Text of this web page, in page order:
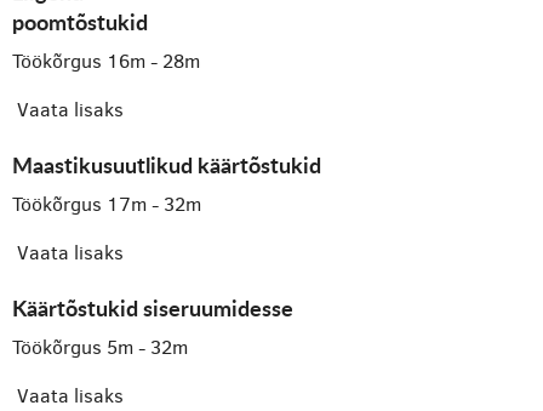
poomtõstukid
Töökõrgus 16m - 28m
Vaata lisaks
Maastikusuutlikud käärtõstukid
Töökõrgus 17m - 32m
Vaata lisaks
Käärtõstukid siseruumidesse
Töökõrgus 5m - 32m
Vaata lisaks